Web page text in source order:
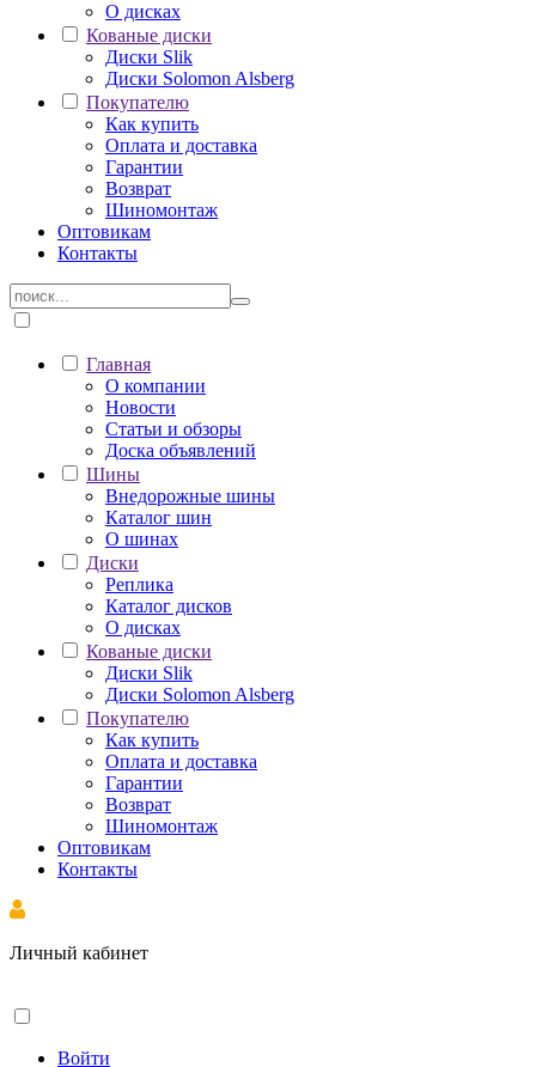
О дисках
Кованые диски
Диски Slik
Диски Solomon Alsberg
Покупателю
Как купить
Оплата и доставка
Гарантии
Возврат
Шиномонтаж
Оптовикам
Контакты
Главная
О компании
Новости
Статьи и обзоры
Доска объявлений
Шины
Внедорожные шины
Каталог шин
О шинах
Диски
Реплика
Каталог дисков
О дисках
Кованые диски
Диски Slik
Диски Solomon Alsberg
Покупателю
Как купить
Оплата и доставка
Гарантии
Возврат
Шиномонтаж
Оптовикам
Контакты
Личный кабинет
Войти